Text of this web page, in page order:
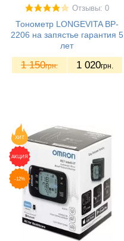
Отзывы: 0
Тонометр LONGEVITA BP-
2206 на запястье гарантия 5
лет
1 150грн. 1 020грн.
ХИТ
АКЦИЯ
-12%